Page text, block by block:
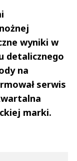
wyniki w
detalicznego
na
serwis
marki.